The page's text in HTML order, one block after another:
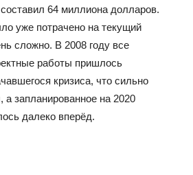
64 миллиона долларов.
уже потрачено на текущий
сложно. В 2008 году все
работы пришлось
кризиса, что сильно
запланированное на 2020
далеко вперёд.